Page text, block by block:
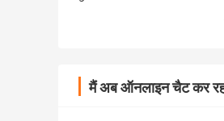
मैं अब ऑनलाइन चैट कर